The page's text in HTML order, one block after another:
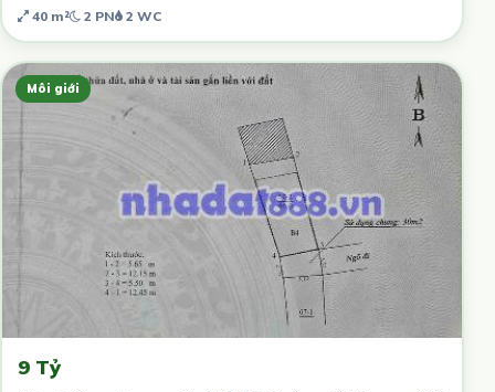
40 m² 2 PN 2 WC
Môi giới
9 Tỷ